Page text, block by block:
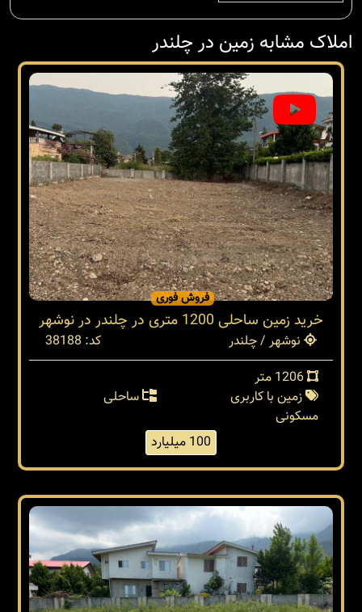
املاک مشابه زمین در چلندر
فروش فوری
خرید زمین ساحلی 1200 متری در چلندر در نوشهر
نوشهر / چلندر
کد: 38188
زمین با کاربری
مسکونی
ساحلی
100 میلیارد